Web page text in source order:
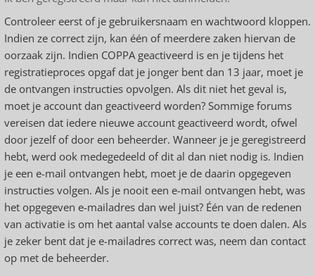
Controleer eerst of je gebruikersnaam en wachtwoord kloppen.
Indien ze correct zijn, kan één of meerdere zaken hiervan de
oorzaak zijn. Indien COPPA geactiveerd is en je tijdens het
registratieproces opgaf dat je jonger bent dan 13 jaar, moet je
de ontvangen instructies opvolgen. Als dit niet het geval is,
moet je account dan geactiveerd worden? Sommige forums
vereisen dat iedere nieuwe account geactiveerd wordt, ofwel
door jezelf of door een beheerder. Wanneer je je geregistreerd
hebt, werd ook medegedeeld of dit al dan niet nodig is. Indien
je een e-mail ontvangen hebt, moet je de daarin opgegeven
instructies volgen. Als je nooit een e-mail ontvangen hebt, was
het opgegeven e-mailadres dan wel juist? Één van de redenen
van activatie is om het aantal valse accounts te doen dalen. Als
je zeker bent dat je e-mailadres correct was, neem dan contact
op met de beheerder.